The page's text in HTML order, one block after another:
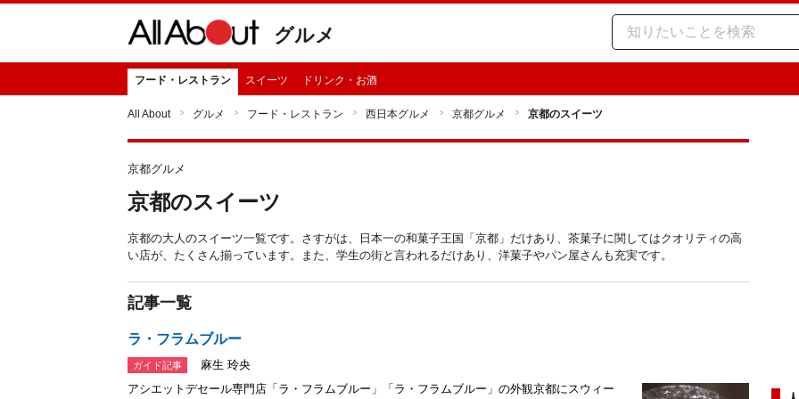
グルメ
フード・レストラン スイーツ ドリンク・お酒
All About グルメ フード・レストラン 西日本グルメ 京都グルメ 京都のスイーツ
京都グルメ
京都のスイーツ
京都の大人のスイーツ一覧です。さすがは、日本一の和菓子王国「京都」だけあり、茶菓子に関してはクオリティの高
い店が、たくさん揃っています。また、学生の街と言われるだけあり、洋菓子やパン屋さんも充実です。
記事一覧
ラ・フラムブルー
ガイド記事
麻生 玲央
アシエットデセール専門店「ラ・フラムブルー」「ラ・フラムブルー」の外観京都にスウィー